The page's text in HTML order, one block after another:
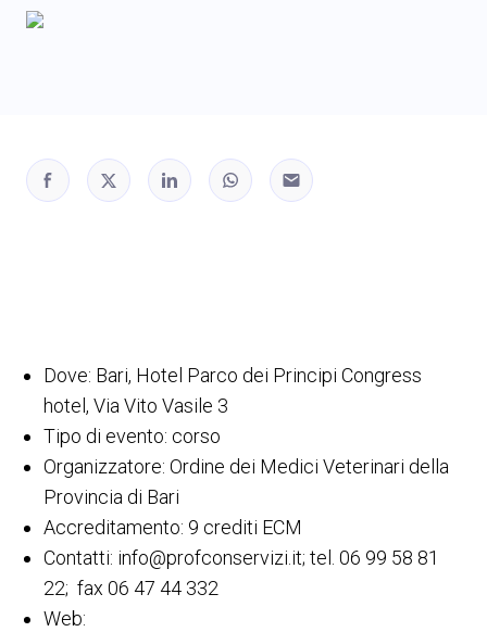
Dove: Bari, Hotel Parco dei Principi Congress
hotel, Via Vito Vasile 3
Tipo di evento: corso
Organizzatore: Ordine dei Medici Veterinari della
Provincia di Bari
Accreditamento: 9 crediti ECM
Contatti: info@profconservizi.it; tel. 06 99 58 81
22; fax 06 47 44 332
Web: